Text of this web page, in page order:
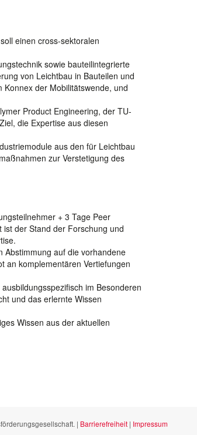
einen cross-sektoralen
sowie bauteilintegrierte
von Leichtbau in Bauteilen und
der Mobilitätswende, und
Product Engineering, der TU-
die Expertise aus diesen
aus den für Leichtbau
zur Verstetigung des
+ 3 Tage Peer
der Stand der Forschung und
Abstimmung auf die vorhandene
an komplementären Vertiefungen
im Besonderen
und das erlernte Wissen
Wissen aus der aktuellen
| Barrierefreiheit | Impressum